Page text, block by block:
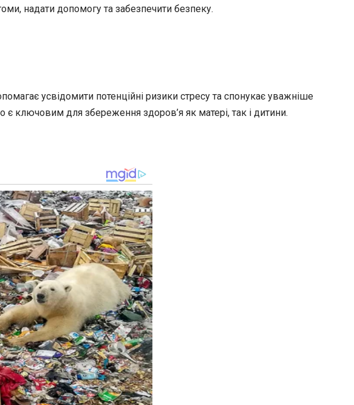
надати допомогу та забезпечити безпеку.
усвідомити потенційні ризики стресу та спонукає уважніше
ключовим для збереження здоров’я як матері, так і дитини.